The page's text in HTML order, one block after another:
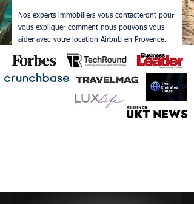
Nos experts immobiliers vous contacteront pour
vous expliquer comment nous pouvons vous
aider avec votre location Airbnb en Provence.